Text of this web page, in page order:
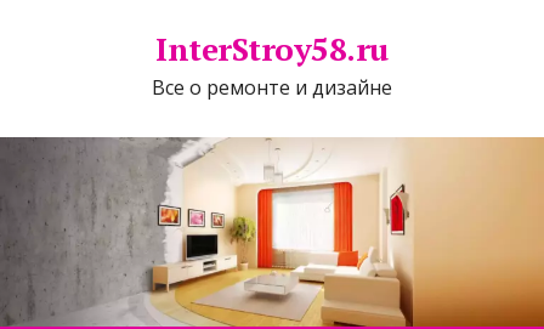
InterStroy58.ru
Все о ремонте и дизайне